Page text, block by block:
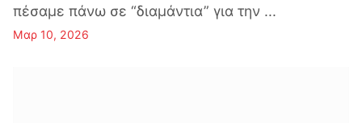
πέσαμε πάνω σε “διαμάντια” για την ...
Μαρ 10, 2026